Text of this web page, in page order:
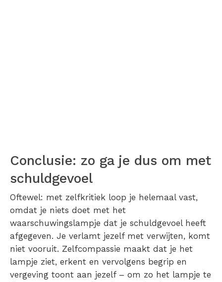
Conclusie: zo ga je dus om met
schuldgevoel
Oftewel: met zelfkritiek loop je helemaal vast,
omdat je niets doet met het
waarschuwingslampje dat je schuldgevoel heeft
afgegeven. Je verlamt jezelf met verwijten, komt
niet vooruit. Zelfcompassie maakt dat je het
lampje ziet, erkent en vervolgens begrip en
vergeving toont aan jezelf – om zo het lampje te